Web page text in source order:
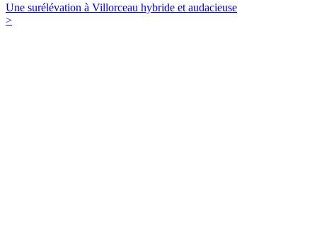
Une surélévation à Villorceau hybride et audacieuse
>